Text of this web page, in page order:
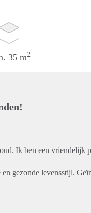
35 m2
Ik ben een vriendelijk
gezonde levensstijl.